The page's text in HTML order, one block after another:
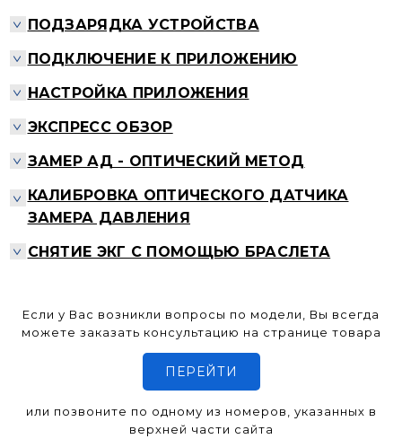
ПОДЗАРЯДКА УСТРОЙСТВА
ПОДКЛЮЧЕНИЕ К ПРИЛОЖЕНИЮ
НАСТРОЙКА ПРИЛОЖЕНИЯ
ЭКСПРЕСС ОБЗОР
ЗАМЕР АД - ОПТИЧЕСКИЙ МЕТОД
КАЛИБРОВКА ОПТИЧЕСКОГО ДАТЧИКА
ЗАМЕРА ДАВЛЕНИЯ
СНЯТИЕ ЭКГ С ПОМОЩЬЮ БРАСЛЕТА
УДАЛЁННЫЙ МОНИТОРИНГ
Если у Вас возникли вопросы по модели, Вы всегда
можете заказать консультацию на странице товара
ПЕРЕЙТИ
или позвоните по одному из номеров, указанных в
верхней части сайта